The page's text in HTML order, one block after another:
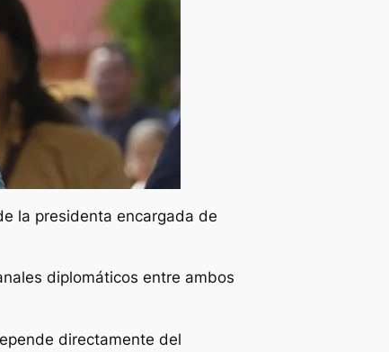
la presidenta encargada de
diplomáticos entre ambos
directamente del